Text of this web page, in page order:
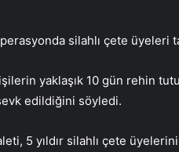
silahlı çete üyeleri
yaklaşık 10 gün rehin
edildiğini söyledi.
5 yıldır silahlı çete